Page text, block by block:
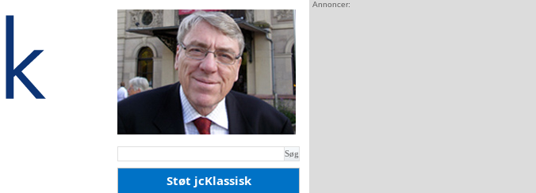
Søg
Støt jcKlassisk
Annoncer: